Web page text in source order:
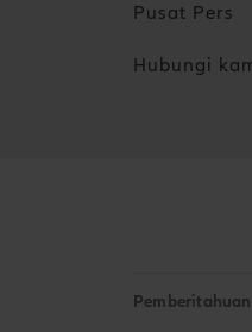
Pusat Pers
Hubungi